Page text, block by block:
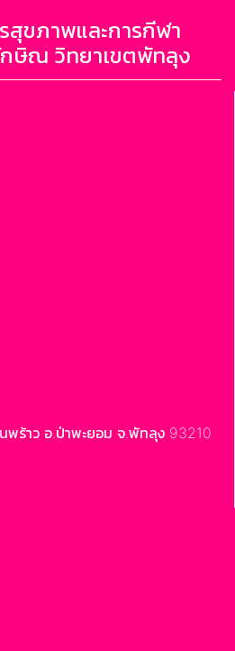
สุขภาพและการกีฬา
ษิณ วิทยาเขตพัทลุง
ร้าว อ.ป่าพะยอม จ.พัทลุง 93210